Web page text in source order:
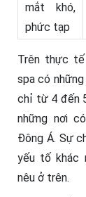
mắt khó,
phức tạp
Trên thực
spa có
chỉ từ 4 đến
những nơi
Đông Á. Sự
yếu tố khác
nêu ở trên.